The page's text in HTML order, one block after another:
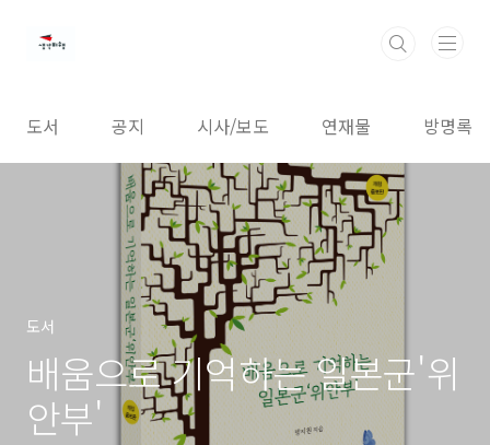
도서 공지 시사/보도 연재물 방명록
도서
배움으로 기억하는 일본군'위
안부'